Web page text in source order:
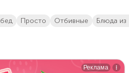
обед просто отбивные блюда